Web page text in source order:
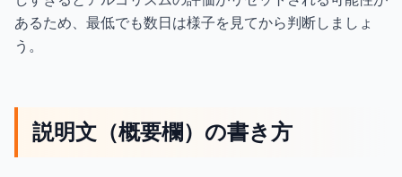
あるため、最低でも数日は様子を見てから判断しましょ
う。
説明文（概要欄）の書き方